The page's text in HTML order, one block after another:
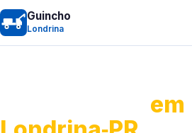
Guincho
Londrina
em